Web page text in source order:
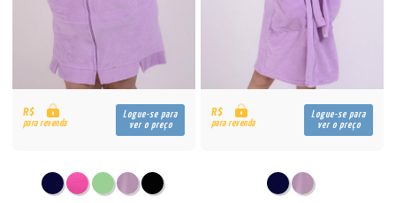
R$
para revenda
Logue-se para
ver o preço
R$
para revenda
Logue-se para
ver o preço